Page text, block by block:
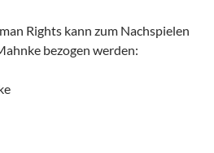
Rights kann zum Nachspielen
bezogen werden: